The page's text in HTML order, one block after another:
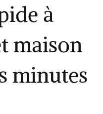
à
maison
minutes